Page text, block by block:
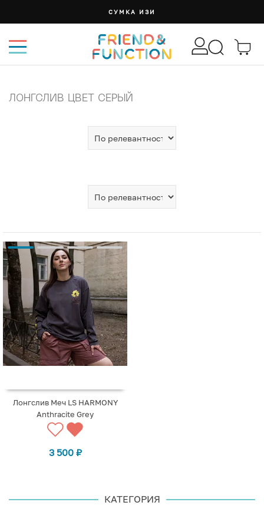
СУМКА ИЗИ
ЛОНГСЛИВ ЦВЕТ СЕРЫЙ
Лонгслив Меч LS HARMONY
Anthracite Grey
3 500 ₽
КАТЕГОРИЯ